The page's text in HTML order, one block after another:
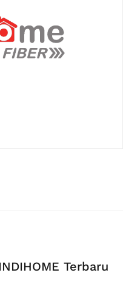
Terbaru